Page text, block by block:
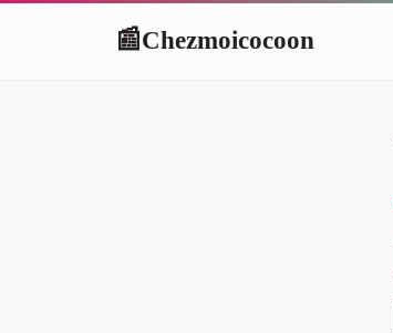
📰Chezmoicocoon